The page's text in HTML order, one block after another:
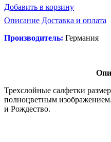
Добавить в корзину
Описание Доставка и оплата
Производитель: Германия
Трехслойные салфетки
полноцветным
и Рождество.